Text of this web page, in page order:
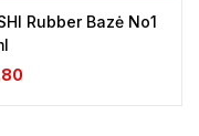
Rubber Bazė No1